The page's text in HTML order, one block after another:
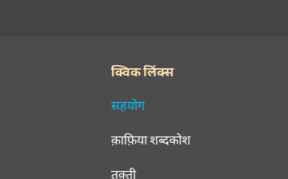
क्विक लिंक्स
सहयोग
क़ाफ़िया शब्दकोश
तक़्ती